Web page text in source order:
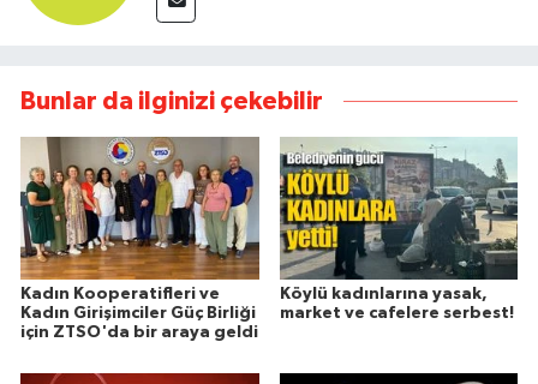
Bunlar da ilginizi çekebilir
Kadın Kooperatifleri ve
Kadın Girişimciler Güç Birliği
için ZTSO'da bir araya geldi
Köylü kadınlarına yasak,
market ve cafelere serbest!